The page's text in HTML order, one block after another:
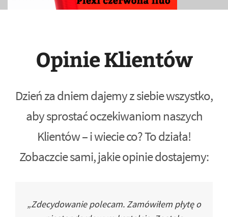
Opinie Klientów
Dzień za dniem dajemy z siebie wszystko,
aby sprostać oczekiwaniom naszych
Klientów – i wiecie co? To działa!
Zobaczcie sami, jakie opinie dostajemy:
„Zdecydowanie polecam. Zamówiłem płytę o